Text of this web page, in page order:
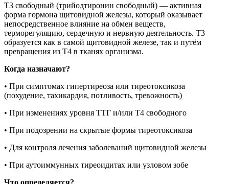
Т3 свободный (трийодтиронин свободный) — активная
форма гормона щитовидной железы, который оказывает
непосредственное влияние на обмен веществ,
терморегуляцию, сердечную и нервную деятельность. Т3
образуется как в самой щитовидной железе, так и путём
превращения из Т4 в тканях организма.
Когда назначают?
• При симптомах гипертиреоза или тиреотоксикоза
(похудение, тахикардия, потливость, тревожность)
• При изменениях уровня ТТГ и/или Т4 свободного
• При подозрении на скрытые формы тиреотоксикоза
• Для контроля лечения заболеваний щитовидной железы
• При аутоиммунных тиреоидитах или узловом зобе
Что определяется?